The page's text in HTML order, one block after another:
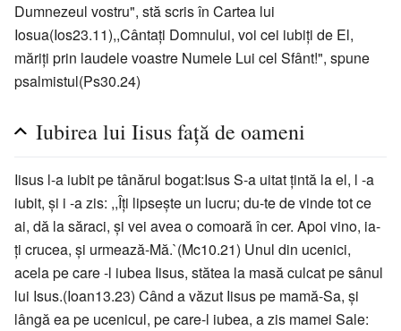
Dumnezeul vostru", stă scris în Cartea lui
Iosua(Ios23.11),,Cântaţi Domnului, voi cei iubiţi de El,
măriţi prin laudele voastre Numele Lui cel Sfânt!", spune
psalmistul(Ps30.24)
Iubirea lui Iisus faţă de oameni
Iisus l-a iubit pe tânărul bogat:Isus S-a uitat ţintă la el, l -a
iubit, şi i -a zis: ,,Îţi lipseşte un lucru; du-te de vinde tot ce
ai, dă la săraci, şi vei avea o comoară în cer. Apoi vino, ia-
ţi crucea, şi urmează-Mă.`(Mc10.21) Unul din ucenici,
acela pe care -l iubea Iisus, stătea la masă culcat pe sânul
lui Isus.(Ioan13.23) Când a văzut Iisus pe mamă-Sa, şi
lângă ea pe ucenicul, pe care-l iubea, a zis mamei Sale: